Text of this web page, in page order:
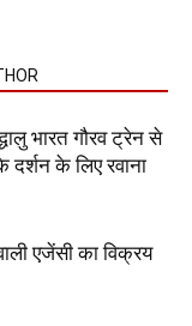
भारत गौरव ट्रेन से
दर्शन के लिए रवाना
एजेंसी का विक्रय